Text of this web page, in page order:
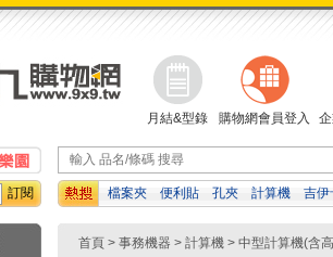
月結&型錄 購物網會員登入
訂閱 檔案夾 便利貼 孔夾 計算機
吉伊
首頁 > 事務機器 > 計算機 > 中型計算機(含